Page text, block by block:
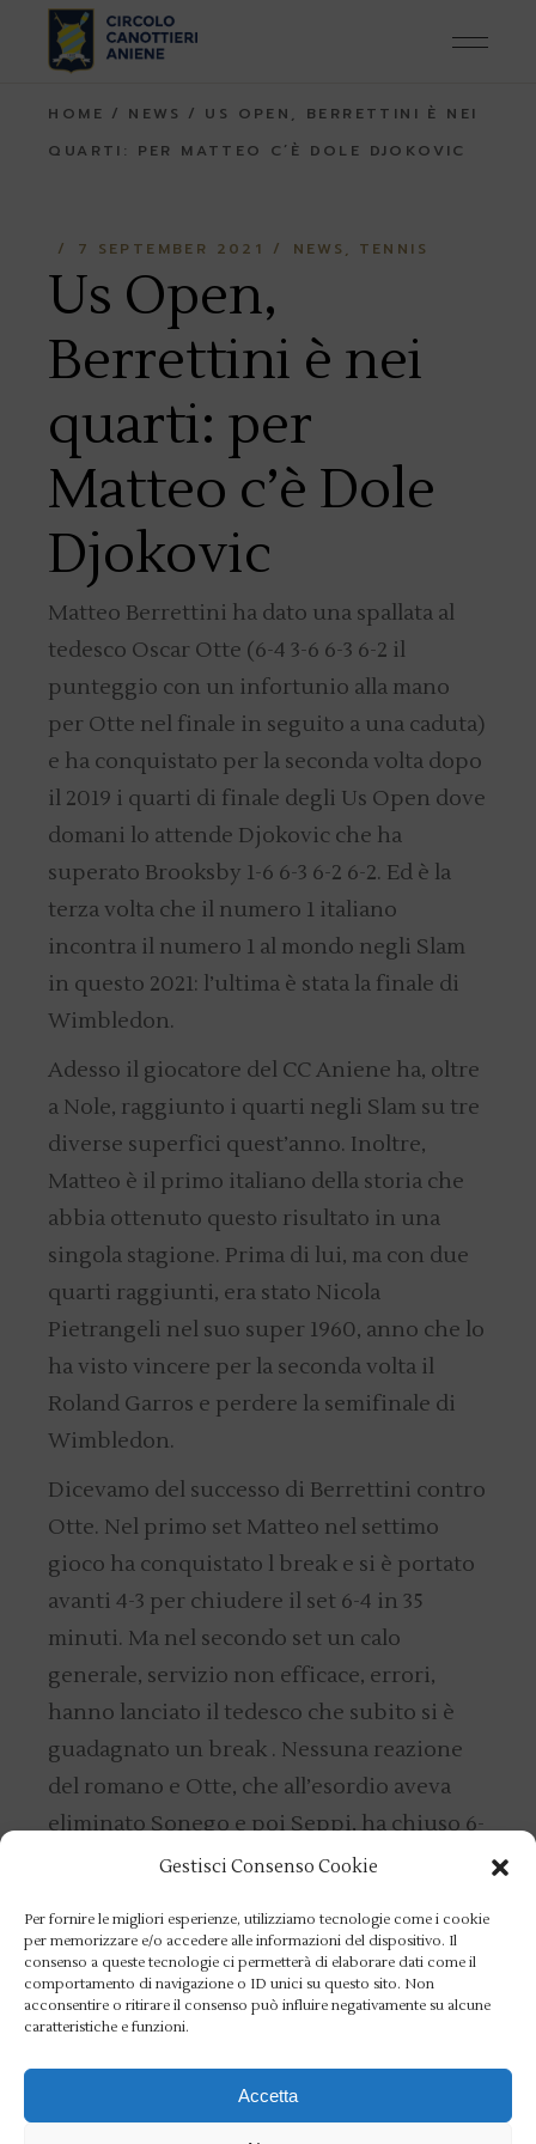
Gestisci Consenso Cookie
Per fornire le migliori esperienze, utilizziamo tecnologie come i cookie
per memorizzare e/o accedere alle informazioni del dispositivo. Il
consenso a queste tecnologie ci permetterà di elaborare dati come il
comportamento di navigazione o ID unici su questo sito. Non
acconsentire o ritirare il consenso può influire negativamente su alcune
caratteristiche e funzioni.
Accetta
content
HOME NEWS
US OPEN, BERRETTINI È NEI
QUARTI: PER MATTEO C’È DOLE DJOKOVIC
7 SEPTEMBER 2021 NEWS TENNIS
Us Open,
Berrettini è nei
quarti: per
Matteo c’è Dole
Djokovic
Matteo Berrettini ha dato una spallata al
tedesco Oscar Otte (6-4 3-6 6-3 6-2 il
punteggio con un infortunio alla mano
per Otte nel finale in seguito a una caduta)
e ha conquistato per la seconda volta dopo
il 2019 i quarti di finale degli Us Open dove
domani lo attende Djokovic che ha
superato Brooksby 1-6 6-3 6-2 6-2. Ed è la
terza volta che il numero 1 italiano
incontra il numero 1 al mondo negli Slam
in questo 2021: l’ultima è stata la finale di
Wimbledon.
Adesso il giocatore del CC Aniene ha, oltre
a Nole, raggiunto i quarti negli Slam su tre
diverse superfici quest’anno. Inoltre,
Matteo è il primo italiano della storia che
abbia ottenuto questo risultato in una
singola stagione. Prima di lui, ma con due
quarti raggiunti, era stato Nicola
Pietrangeli nel suo super 1960, anno che lo
ha visto vincere per la seconda volta il
Roland Garros e perdere la semifinale di
Wimbledon.
Dicevamo del successo di Berrettini contro
Otte. Nel primo set Matteo nel settimo
gioco ha conquistato l break e si è portato
avanti 4-3 per chiudere il set 6-4 in 35
minuti. Ma nel secondo set un calo
generale, servizio non efficace, errori,
hanno lanciato il tedesco che subito si è
guadagnato un break . Nessuna reazione
del romano e Otte, che all’esordio aveva
eliminato Sonego e poi Seppi, ha chiuso 6-
Tutto da rifare. Nel terzo set, dopo un
avvio ancora in chiaroscuro, ma scossa di
Matteo che certo non poteva perdere con
il numero 144 al mondo. Il servizio è
battuta al tedesco, che ha giocato sapendo